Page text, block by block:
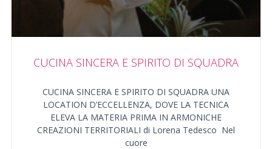
CUCINA SINCERA E SPIRITO DI SQUADRA
CUCINA SINCERA E SPIRITO DI SQUADRA UNA
LOCATION D’ECCELLENZA, DOVE LA TECNICA
ELEVA LA MATERIA PRIMA IN ARMONICHE
CREAZIONI TERRITORIALI di Lorena Tedesco Nel
cuore